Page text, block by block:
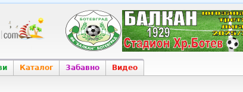
Каталог Забавно Видео